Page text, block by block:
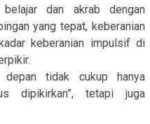
dan akrab dengan
yang tepat, keberanian
keberanian impulsif di
tidak cukup hanya
dipikirkan”, tetapi juga